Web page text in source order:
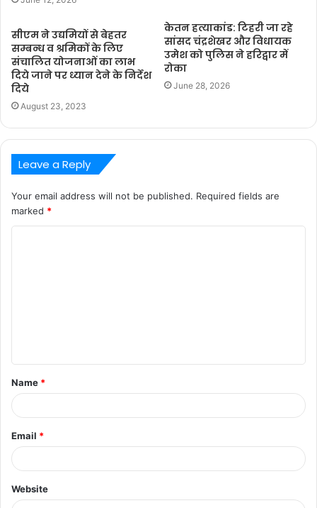
सीएम ने उद्यमियों से बेहतर
सम्बन्ध व श्रमिकों के लिए
संचालित योजनाओं का लाभ
दिये जाने पर ध्यान देने के निर्देश
दिये
August 23, 2023
केतन हत्याकांड: टिहरी जा रहे
सांसद चंद्रशेखर और विधायक
उमेश को पुलिस ने हरिद्वार में
रोका
June 28, 2026
Leave a Reply
Your email address will not be published. Required fields are
marked *
t
*
Name *
Email *
Website